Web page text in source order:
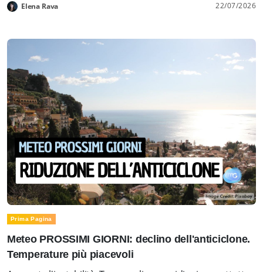
Elena Rava 22/07/2026
Prima Pagina
Meteo PROSSIMI GIORNI: declino dell'anticiclone.
Temperature più piacevoli